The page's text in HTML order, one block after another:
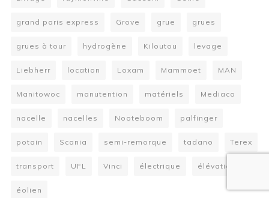
grand paris express Grove grue grues
grues à tour hydrogène Kiloutou levage
Liebherr location Loxam Mammoet MAN
Manitowoc manutention matériels Mediaco
nacelle nacelles Nooteboom palfinger
potain Scania semi-remorque tadano Terex
transport UFL Vinci électrique élévation
éolien